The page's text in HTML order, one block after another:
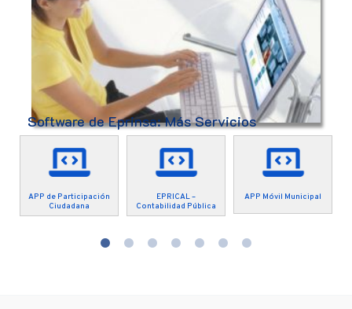
Software de Eprinsa: Más Servicios
APP de Participación
Ciudadana
EPRICAL –
Contabilidad Pública
APP Móvil Municipal